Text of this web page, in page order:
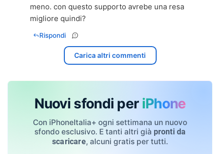
meno. con questo supporto avrebe una resa
migliore quindi?
Rispondi
Carica altri commenti
Nuovi sfondi per iPhone
Con iPhoneItalia+ ogni settimana un nuovo
sfondo esclusivo. E tanti altri già pronti da
scaricare, alcuni gratis per tutti.